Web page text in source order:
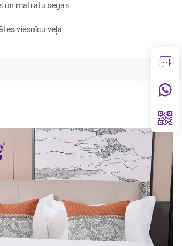
un matratu segas
viesnīcu veļa